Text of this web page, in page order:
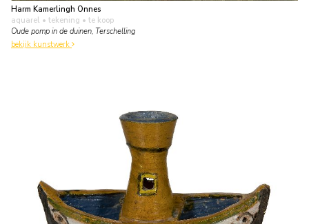
Harm Kamerlingh Onnes
aquarel • tekening • te koop
Oude pomp in de duinen, Terschelling
bekijk kunstwerk